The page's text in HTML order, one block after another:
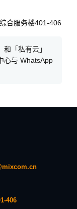
合服务楼401-406
「私有云」
心与 WhatsApp
406